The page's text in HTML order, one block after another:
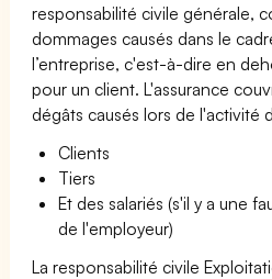
responsabilité civile générale,
dommages causés dans le
l’entreprise, c'est-à-dire en
pour un client. L'assurance
dégâts causés lors de l'activité
Clients
Tiers
Et des salariés (s'il y a une
de l'employeur)
La responsabilité civile